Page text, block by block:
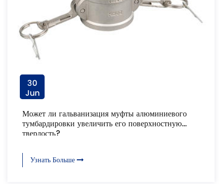
30
Jun
Может ли гальванизация муфты алюминиевого
тумбардировки увеличить его поверхностную
твердость?
Узнать Больше